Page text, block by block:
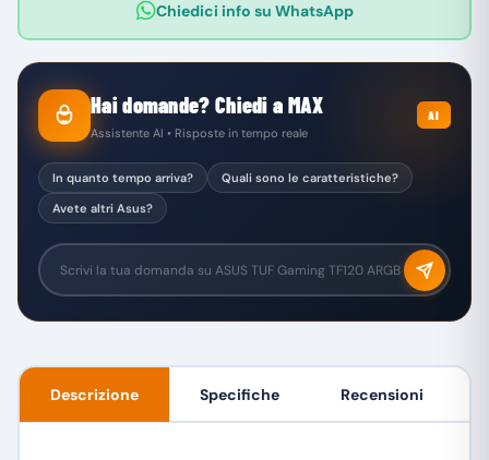
Chiedici info su WhatsApp
Hai domande? Chiedi a MAX
Assistente AI • Risposte in tempo reale
AI
In quanto tempo arriva?
Quali sono le caratteristiche?
Avete altri Asus?
Descrizione Specifiche Recensioni